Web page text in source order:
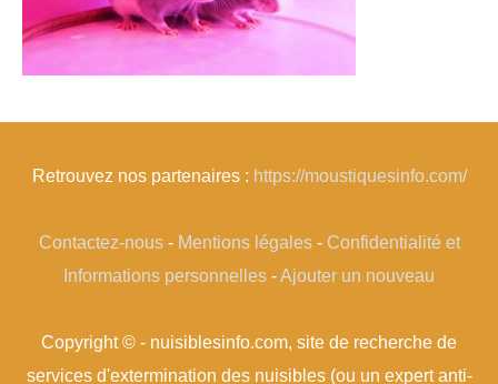
Retrouvez nos partenaires : https://moustiquesinfo.com/
Contactez-nous- Mentions légales- Confidentialité et
Informations personnelles -Ajouter un nouveau
Copyright © - nuisiblesinfo.com, site de recherche de
services d'extermination des nuisibles (ou un expert anti-